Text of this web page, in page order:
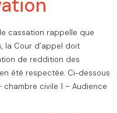
cassation rappelle que
la Cour d’appel doit
de reddition des
été respectée. Ci-dessous
civile 1 – Audience